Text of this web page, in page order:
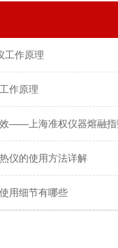
工作原理
作原理
——上海准权仪器熔融指
仪的使用方法详解
用细节有哪些